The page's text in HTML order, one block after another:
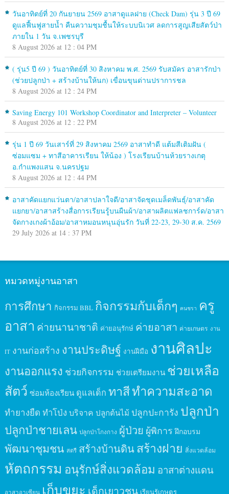
วันอาทิตย์ที่ 20 กันยายน 2569 อาสาดูแลฝาย (Check Dam) รุ่น 3 ปี 69
ดูแลฟื้นฟูสายน้ำ คืนความชุมชื้นให้ระบบนิเวศ ลดการสูญเสียสัตว์ป่า
ภายใน 1 วัน จ.เพชรบุรี
8 August 2026 at 12 : 04 PM
( รุ่น5 ปี 69 ) วันอาทิตย์ที่ 30 สิงหาคม พ.ศ. 2569 รับสมัคร อาสารักป่า
(ช่วยปลูกป่า + สร้างบ้านให้นก) เขื่อนขุนด่านปราการชล
8 August 2026 at 12 : 24 PM
Saving Energy 101 Workshop Coordinator and Interpreter – Volunteer
8 August 2026 at 12 : 22 PM
รุ่น 1 ปี 69 วันเสาร์ที่ 29 สิงหาคม 2569 อาสาทำดี แต้มสีเติมฝัน (
ซ่อมแซม + ทาสีอาคารเรียน ให้น้อง ) โรงเรียนบ้านห้วยรางเกตุ
อ.กำแพงแสน จ.นครปฐม
8 August 2026 at 12 : 44 PM
อาสาคัดแยกแว่นตา/อาสาปลาใจดี/อาสาจัดชุดเมล็ดพันธุ์/อาสาคัด
แยกยา/อาสาสร้างสื่อการเรียนรู้บนผืนผ้า/อาสาผลิตแฟลชการ์ด/อาสา
จัดกางเกงผ้าอ้อม/อาสาหมอนหนุนอุ่นรัก วันที่ 22-23, 29-30 ส.ค. 2569
29 July 2026 at 14 : 37 PM
หมวดหมู่งานอาสา
การศึกษา กิจกรรม BBL กิจกรรมกับเด็กๆ คนชรา ครู
อาสา ค่ายนานาชาติ ค่ายอนุรักษ์ ค่ายอาสา ค่ายเกษตร งาน
IT งานก่อสร้าง งานประดิษฐ์ งานฝีมือ งานศิลปะ
งานออกแรง ช่วยกิจกรรม ช่วยเตรียมงาน ช่วยเหลือ
สัตว์ ซ่อมห้องเรียน ดูแลเด็ก ทาสีทำความสะอาด
ทำยางยืด ทำโป่ง บริจาค ปลูกต้นไม้ ปลูกปะการัง ปลูกป่า
ปลูกป่าชายเลน ปลูกป่าโกงกาง ผู้ป่วย ผู้พิการ ฝึกอบรม
พัฒนาชุมชน สตรี สร้างบ้านดินสร้างฝาย สิ่งแวดล้อม
หัตถกรรม อนุรักษ์สิ่งแวดล้อม อาสาต่างแดน
อาสาอาเซียน เก็บขยะ เด็กเยาวชน เรียนรู้เกษตร